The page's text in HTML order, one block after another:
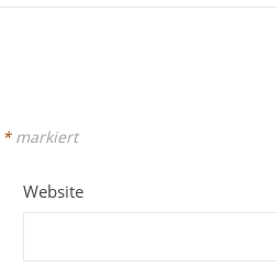
*markiert
Website